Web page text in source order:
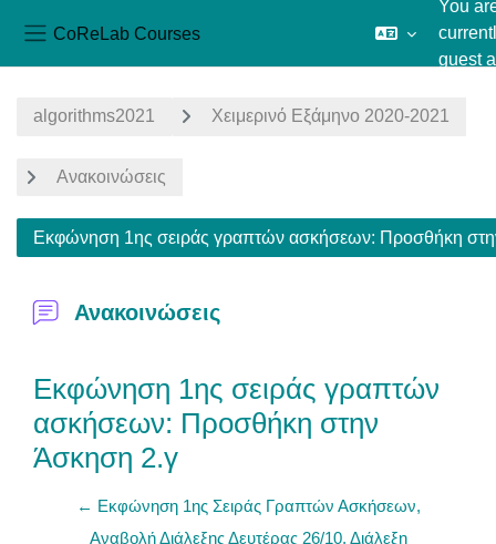
CoReLab Courses
You
guest
algorithms2021 Χειμερινό Εξάμηνο 2020-2021
Ανακοινώσεις
Εκφώνηση 1ης σειράς γραπτών ασκήσεων: Προσθήκη
Ανακοινώσεις
Εκφώνηση 1ης σειράς γραπτών
ασκήσεων: Προσθήκη στην
Άσκηση 2.γ
← Εκφώνηση 1ης Σειράς Γραπτών Ασκήσεων,
Αναβολή Διάλεξης Δευτέρας 26/10, Διάλεξη